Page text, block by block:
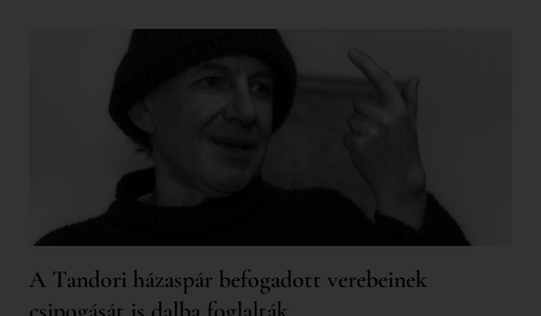
A Tandori házaspár befogadott verebeinek